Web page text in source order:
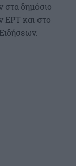
στα δημόσιο
ΕΡΤ και στο